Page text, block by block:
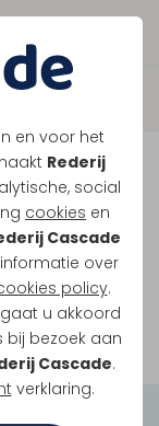
en voor het
Rederij
social
cookies en
Cascade
over
policy.
u akkoord
bij bezoek aan
Cascade.
verklaring.
de
gaan
door.